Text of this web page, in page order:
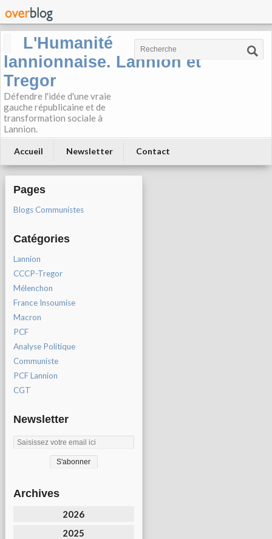
L'Humanité
lannionnaise. Lannion et
Tregor
Défendre l'idée d'une vraie
gauche républicaine et de
transformation sociale à
Lannion.
Accueil Newsletter Contact
Pages
Blogs Communistes
Catégories
Lannion
CCCP-Tregor
Mélenchon
France Insoumise
Macron
PCF
Analyse Politique
Communiste
PCF Lannion
CGT
Newsletter
Archives
2026
2025